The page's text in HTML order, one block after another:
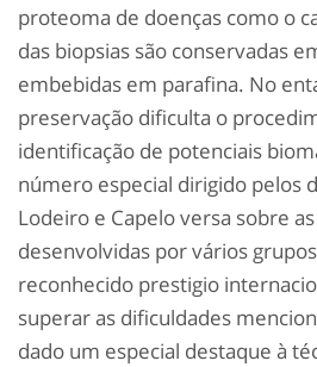
proteoma de doenças como o
das biopsias são conservadas
embebidas em parafina. No
preservação dificulta o
identificação de potenciais
número especial dirigido pelos
Lodeiro e Capelo versa sobre
desenvolvidas por vários
reconhecido prestigio
superar as dificuldades
dado um especial destaque à